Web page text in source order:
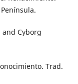
and Cyborg
Trad.